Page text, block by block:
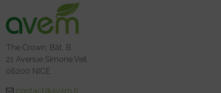
The Crown, Bât. B
21 Avenue Simone Veil
06200 NICE
contact@avem.fr